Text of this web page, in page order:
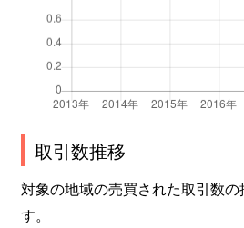
取引数推移
対象の地域の売買された取引数
す。